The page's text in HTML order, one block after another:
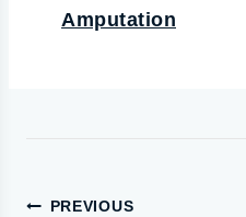
Amputation
PREVIOUS